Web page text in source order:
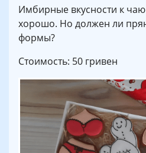
Имбирные вкусности к
хорошо. Но должен ли
формы?
Стоимость: 50 гривен